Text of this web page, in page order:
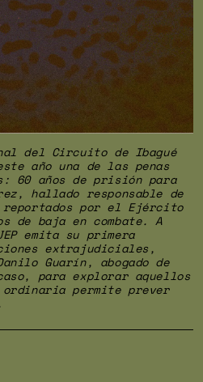
del Circuito de Ibagué
año una de las penas
60 años de prisión para
hallado responsable de
por el Ejército
de baja en combate. A
emita su primera
extrajudiciales,
Guarín, abogado de
para explorar aquellos
permite prever